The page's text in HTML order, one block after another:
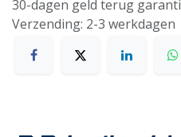
30-dagen geld terug
Verzending: 2-3 werkdagen